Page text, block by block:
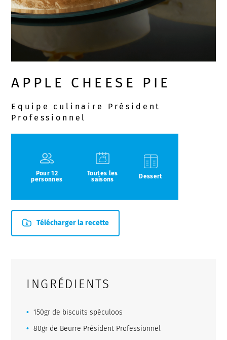
APPLE CHEESE PIE
Equipe culinaire Président
Professionnel
Pour 12
personnes
Toutes les
saisons
Dessert
Télécharger la recette
INGRÉDIENTS
150gr de biscuits spéculoos
80gr de Beurre Président Professionnel